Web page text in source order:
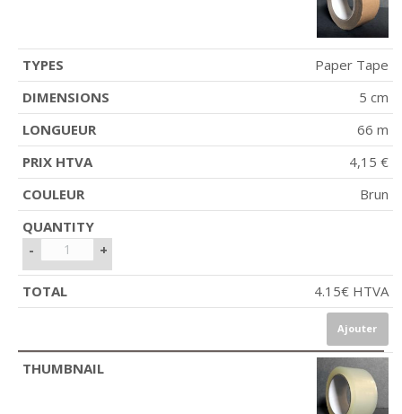
Paper Tape
5 cm
66 m
4,15 €
Brun
- +
4.15€ HTVA
Ajouter